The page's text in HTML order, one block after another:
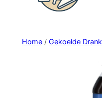
Home/ Gekoelde Drank